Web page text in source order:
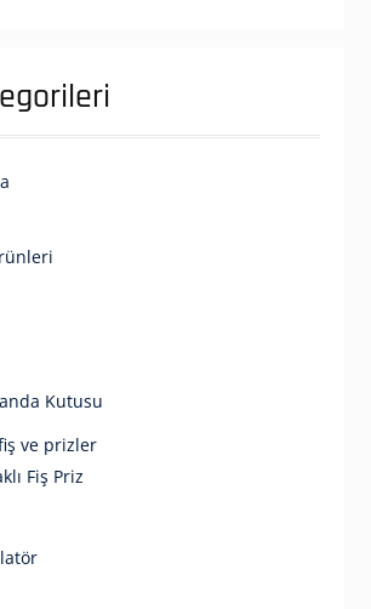
Kutusu
ve prizler
Fiş Priz